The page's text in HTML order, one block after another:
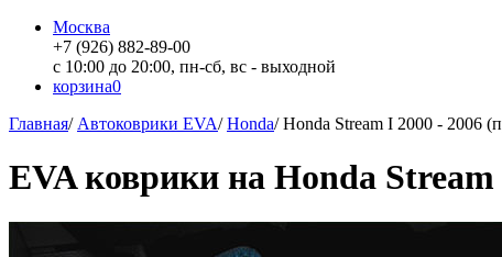
Москва
+7 (926) 882-89-00
с 10:00 до 20:00, пн-сб, вс - выходной
корзина0
Главная/ Автоковрики EVA/Honda/Honda Stream I 2000 - 2006
EVA коврики на Honda